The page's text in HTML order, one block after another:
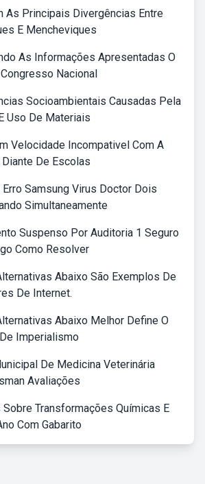
As Principais Divergências Entre
E Mencheviques
As Informações Apresentadas O
Nacional
Socioambientais Causadas Pela
Uso De Materiais
Velocidade Incompativel Com A
De Escolas
Samsung Virus Doctor Dois
Simultaneamente
Suspenso Por Auditoria 1 Seguro
Como Resolver
Abaixo São Exemplos De
De Internet.
Abaixo Melhor Define O
Imperialismo
De Medicina Veterinária
Avaliações
Transformações Químicas E
Com Gabarito